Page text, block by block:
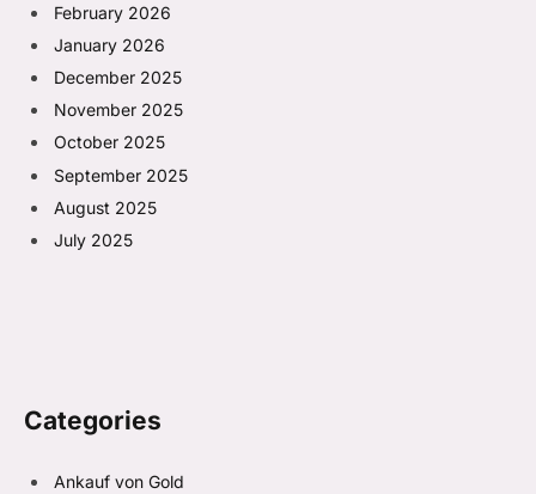
February 2026
January 2026
December 2025
November 2025
October 2025
September 2025
August 2025
July 2025
Categories
Ankauf von Gold